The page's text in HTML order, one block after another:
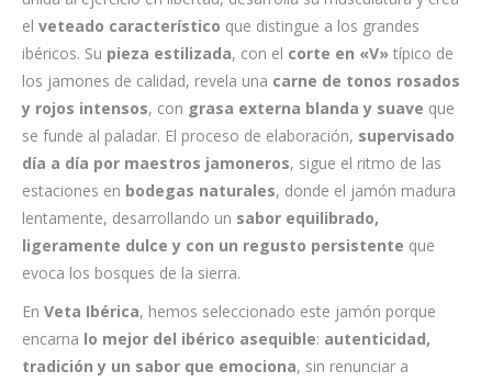
el veteado característico que distingue a los grandes
ibéricos. Su pieza estilizada, con el corte en «V» típico de
los jamones de calidad, revela una carne de tonos rosados
y rojos intensos, con grasa externa blanda y suave que
se funde al paladar. El proceso de elaboración, supervisado
día a día por maestros jamoneros, sigue el ritmo de las
estaciones en bodegas naturales, donde el jamón madura
lentamente, desarrollando un sabor equilibrado,
ligeramente dulce y con un regusto persistente que
evoca los bosques de la sierra.
En Veta Ibérica, hemos seleccionado este jamón porque
encarna lo mejor del ibérico asequible: autenticidad,
tradición y un sabor que emociona, sin renunciar a